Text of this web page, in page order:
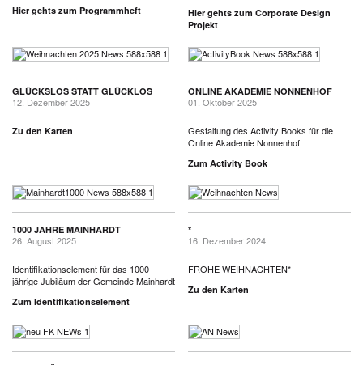
Hier gehts zum Programmheft
Hier gehts zum Corporate Design
Projekt
GLÜCKSLOS STATT GLÜCKLOS
12. Dezember 2025
Zu den Karten
ONLINE AKADEMIE NONNENHOF
01. Oktober 2025
Gestaltung des Activity Books für die
Online Akademie Nonnenhof
Zum Activity Book
1000 JAHRE MAINHARDT
26. August 2025
Identifikationselement für das 1000-
jährige Jubiläum der Gemeinde Mainhardt
Zum Identifikationselement
*
16. Dezember 2024
FROHE WEIHNACHTEN*
Zu den Karten